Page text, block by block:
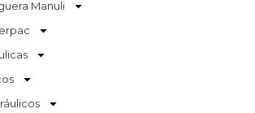
Manuli